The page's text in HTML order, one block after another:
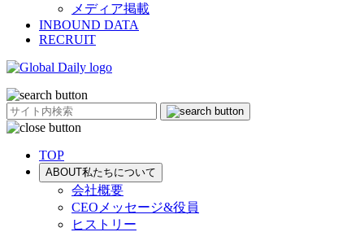
メディア掲載
INBOUND DATA
RECRUIT
TOP
ABOUT私たちについて
会社概要
CEOメッセージ&役員
ヒストリー